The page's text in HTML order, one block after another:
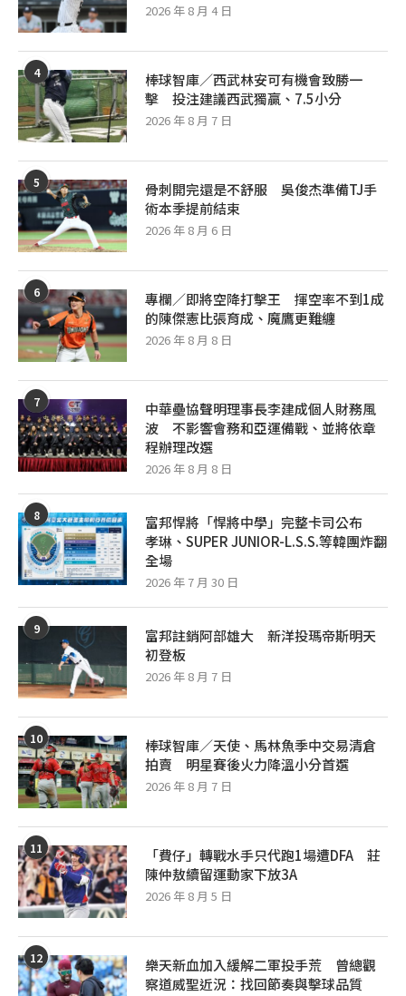
2026 年 8 月 4 日
4
棒球智庫／西武林安可有機會致勝一
擊 投注建議西武獨贏、7.5小分
2026 年 8 月 7 日
5
骨刺開完還是不舒服 吳俊杰準備TJ手
術本季提前結束
2026 年 8 月 6 日
6
專欄／即將空降打擊王 揮空率不到1成
的陳傑憲比張育成、魔鷹更難纏
2026 年 8 月 8 日
7
中華壘協聲明理事長李建成個人財務風
波 不影響會務和亞運備戰、並將依章
程辦理改選
2026 年 8 月 8 日
8
富邦悍將「悍將中學」完整卡司公布
孝琳、SUPER JUNIOR-L.S.S.等韓團炸翻
全場
2026 年 7 月 30 日
9
富邦註銷阿部雄大 新洋投瑪帝斯明天
初登板
2026 年 8 月 7 日
10
棒球智庫／天使、馬林魚季中交易清倉
拍賣 明星賽後火力降溫小分首選
2026 年 8 月 7 日
11
「費仔」轉戰水手只代跑1場遭DFA 莊
陳仲敖續留運動家下放3A
2026 年 8 月 5 日
12
樂天新血加入緩解二軍投手荒 曾總觀
察道威聖近況：找回節奏與擊球品質